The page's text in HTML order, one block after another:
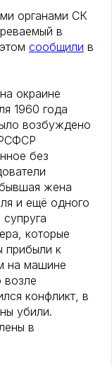
органами СК
в
сообщили в
окраине
1960 года
возбуждено
без
жена
и ещё одного
которые
прибыли к
на машине
конфликт, в
убили.
в